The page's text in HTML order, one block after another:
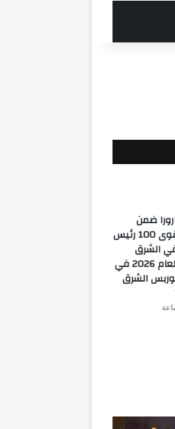
ضمن
قائمة أقوى 100 رئيس
الشرق
الأوسط لعام 2026 في
الشرق